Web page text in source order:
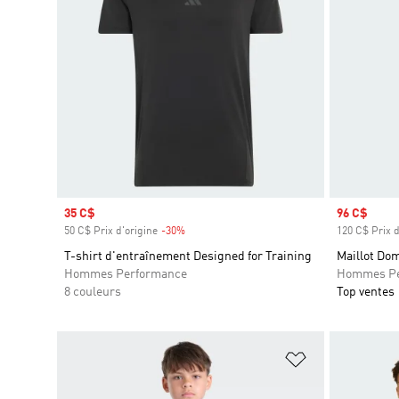
Prix soldé
35 C$
50 C$ Prix d'origine -30%
T-shirt d'entraînement Designed for Training
Hommes Performance
8 couleurs
Prix soldé
96 C$
120 C$ Prix
Maillot
Hommes
Top ventes
Ajouter à la